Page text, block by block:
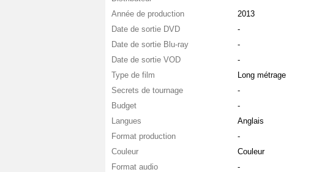
Année de production
2013
Date de sortie DVD
-
Date de sortie Blu-ray
-
Date de sortie VOD
-
Type de film
Long métrage
Secrets de tournage
-
Budget
-
Langues
Anglais
Format production
-
Couleur
Couleur
Format audio
-